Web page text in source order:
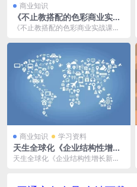
商业知识
《不止教搭配的色彩商业实战
课》课程讲座视频MP4百度云
《不止教搭配的色彩商业实战课》
载，已做压缩处理，下...
商业知识 学习资料
天生全球化《企业结构性增长
新机会》视频-百度云网盘下载
天生全球化《企业结构性增长新机